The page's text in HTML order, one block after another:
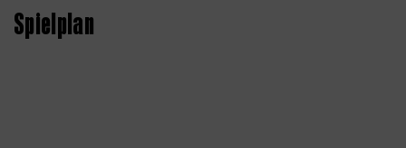
Spielplan